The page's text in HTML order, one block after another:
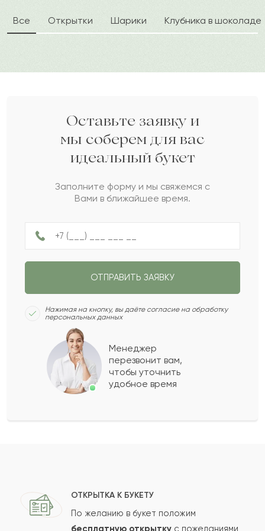
бутоны помогут выразить сильные любовные
Дарите своим близким любовь вместе с Pro-buket.
М 2022-08-08
Мереке
Л 2022-07-25
Лина
2022-07-15
Елизар
2022-07-02
Нуршара
Августа
Е Ерке
Жунис
Показать еще
Ваш e-mail
Все Открытки Шарики Клубника в шоколаде
Оставьте заявку и
мы соберем для вас
идеальный букет
Заполните форму и мы свяжемся с
Вами в ближайшее время.
ОТПРАВИТЬ ЗАЯВКУ
Нажимая на кнопку, вы даёте согласие на обработку
персональных данных
Менеджер
перезвонит вам,
чтобы уточнить
удобное время
ОТКРЫТКА К БУКЕТУ
По желанию в букет положим
бесплатную открытку с пожеланиями